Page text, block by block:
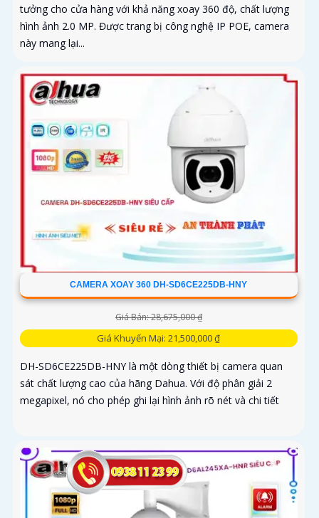
tưởng cho cửa hàng với khả năng xoay 360 độ, chất lượng
hình ảnh 2.0 MP. Được trang bị công nghệ IP POE, camera
này mang lại...
CAMERA XOAY 360 DH-SD6CE225DB-HNY
Giá Bán: 28,675,000 ₫
Giá Khuyến Mại: 21,500,000 ₫
DH-SD6CE225DB-HNY là một dòng thiết bị camera quan
sát chất lượng cao của hãng Dahua. Với độ phân giải 2
megapixel, nó cho phép ghi lại hình ảnh rõ nét và chi tiết